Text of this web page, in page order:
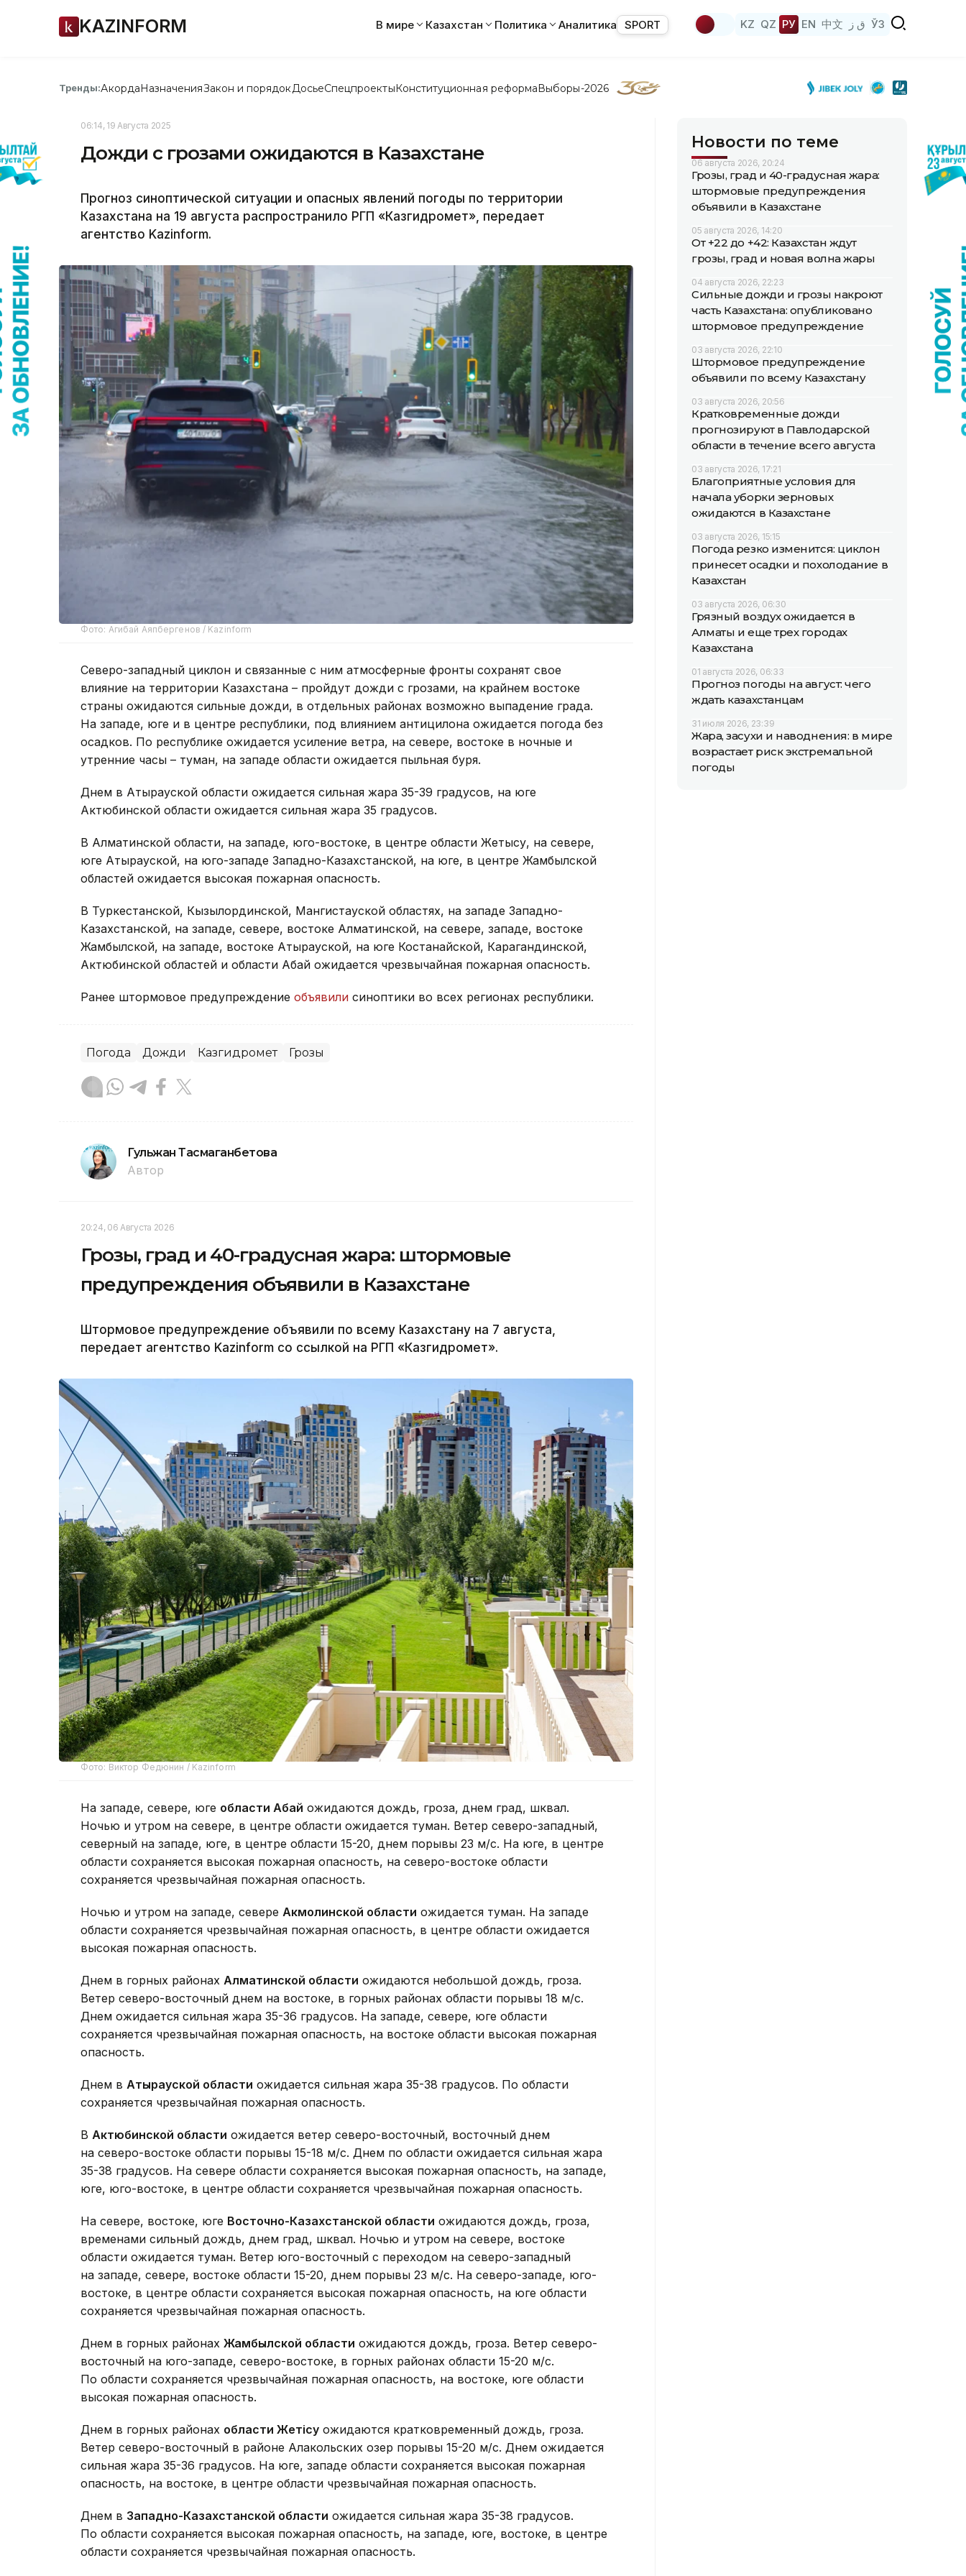
KAZINFORM В мире Казахстан Политика Аналитика SPORT KZ QZ РУ EN 中文 ق ز ЎЗ
Тренды:АкордаНазначенияЗакон и порядок ДосьеСпецпроектыКонституционная реформаВыборы-2026
06:14, 19 Августа 2025
Дожди с грозами ожидаются в Казахстане
Прогноз синоптической ситуации и опасных явлений погоды по территории
Казахстана на 19 августа распространило РГП «Казгидромет», передает
агентство Kazinform.
Фото: Агибай Аяпбергенов / Kazinform
Северо-западный циклон и связанные с ним атмосферные фронты сохранят свое
влияние на территории Казахстана – пройдут дожди с грозами, на крайнем востоке
страны ожидаются сильные дожди, в отдельных районах возможно выпадение града.
На западе, юге и в центре республики, под влиянием антицилона ожидается погода без
осадков. По республике ожидается усиление ветра, на севере, востоке в ночные и
утренние часы – туман, на западе области ожидается пыльная буря.
Днем в Атырауской области ожидается сильная жара 35-39 градусов, на юге
Актюбинской области ожидается сильная жара 35 градусов.
В Алматинской области, на западе, юго-востоке, в центре области Жетысу, на севере,
юге Атырауской, на юго-западе Западно-Казахстанской, на юге, в центре Жамбылской
областей ожидается высокая пожарная опасность.
В Туркестанской, Кызылординской, Мангистауской областях, на западе Западно-
Казахстанской, на западе, севере, востоке Алматинской, на севере, западе, востоке
Жамбылской, на западе, востоке Атырауской, на юге Костанайской, Карагандинской,
Актюбинской областей и области Абай ожидается чрезвычайная пожарная опасность.
Ранее штормовое предупреждение объявили синоптики во всех регионах республики.
Погода Дожди Казгидромет Грозы
Гульжан Тасмаганбетова
Автор
20:24, 06 Августа 2026
Грозы, град и 40-градусная жара: штормовые
предупреждения объявили в Казахстане
Штормовое предупреждение объявили по всему Казахстану на 7 августа,
передает агентство Kazinform со ссылкой на РГП «Казгидромет».
Фото: Виктор Федюнин / Kazinform
На западе, севере, юге области Абай ожидаются дождь, гроза, днем град, шквал.
Ночью и утром на севере, в центре области ожидается туман. Ветер северо-западный,
северный на западе, юге, в центре области 15-20, днем порывы 23 м/с. На юге, в центре
области сохраняется высокая пожарная опасность, на северо-востоке области
сохраняется чрезвычайная пожарная опасность.
Ночью и утром на западе, севере Акмолинской области ожидается туман. На западе
области сохраняется чрезвычайная пожарная опасность, в центре области ожидается
высокая пожарная опасность.
Днем в горных районах Алматинской области ожидаются небольшой дождь, гроза.
Ветер северо-восточный днем на востоке, в горных районах области порывы 18 м/с.
Днем ожидается сильная жара 35-36 градусов. На западе, севере, юге области
сохраняется чрезвычайная пожарная опасность, на востоке области высокая пожарная
опасность.
Днем в Атырауской области ожидается сильная жара 35-38 градусов. По области
сохраняется чрезвычайная пожарная опасность.
В Актюбинской области ожидается ветер северо-восточный, восточный днем
на северо-востоке области порывы 15-18 м/с. Днем по области ожидается сильная жара
35-38 градусов. На севере области сохраняется высокая пожарная опасность, на западе,
юге, юго-востоке, в центре области сохраняется чрезвычайная пожарная опасность.
На севере, востоке, юге Восточно-Казахстанской области ожидаются дождь, гроза,
временами сильный дождь, днем град, шквал. Ночью и утром на севере, востоке
области ожидается туман. Ветер юго-восточный с переходом на северо-западный
на западе, севере, востоке области 15-20, днем порывы 23 м/с. На северо-западе, юго-
востоке, в центре области сохраняется высокая пожарная опасность, на юге области
сохраняется чрезвычайная пожарная опасность.
Днем в горных районах Жамбылской области ожидаются дождь, гроза. Ветер северо-
восточный на юго-западе, северо-востоке, в горных районах области 15-20 м/с.
По области сохраняется чрезвычайная пожарная опасность, на востоке, юге области
высокая пожарная опасность.
Днем в горных районах области Жетісу ожидаются кратковременный дождь, гроза.
Ветер северо-восточный в районе Алакольских озер порывы 15-20 м/с. Днем ожидается
сильная жара 35-36 градусов. На юге, западе области сохраняется высокая пожарная
опасность, на востоке, в центре области чрезвычайная пожарная опасность.
Днем в Западно-Казахстанской области ожидается сильная жара 35-38 градусов.
По области сохраняется высокая пожарная опасность, на западе, юге, востоке, в центре
области сохраняется чрезвычайная пожарная опасность.
Новости по теме
06 августа 2026, 20:24
Грозы, град и 40-градусная жара:
штормовые предупреждения
объявили в Казахстане
05 августа 2026, 14:20
От +22 до +42: Казахстан ждут
грозы, град и новая волна жары
04 августа 2026, 22:23
Сильные дожди и грозы накроют
часть Казахстана: опубликовано
штормовое предупреждение
03 августа 2026, 22:10
Штормовое предупреждение
объявили по всему Казахстану
03 августа 2026, 20:56
Кратковременные дожди
прогнозируют в Павлодарской
области в течение всего августа
03 августа 2026, 17:21
Благоприятные условия для
начала уборки зерновых
ожидаются в Казахстане
03 августа 2026, 15:15
Погода резко изменится: циклон
принесет осадки и похолодание в
Казахстан
03 августа 2026, 06:30
Грязный воздух ожидается в
Алматы и еще трех городах
Казахстана
01 августа 2026, 06:33
Прогноз погоды на август: чего
ждать казахстанцам
31 июля 2026, 23:39
Жара, засухи и наводнения: в мире
возрастает риск экстремальной
погоды